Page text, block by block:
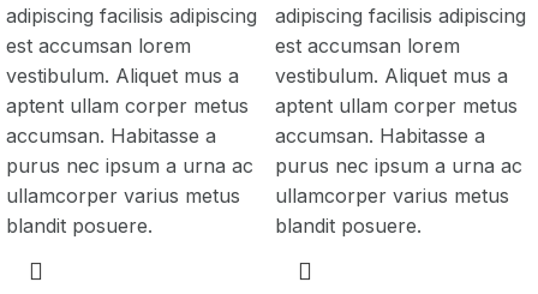
adipiscing facilisis adipiscing
est accumsan lorem
vestibulum. Aliquet mus a
aptent ullam corper metus
accumsan. Habitasse a
purus nec ipsum a urna ac
ullamcorper varius metus
blandit posuere.
adipiscing facilisis adipiscing
est accumsan lorem
vestibulum. Aliquet mus a
aptent ullam corper metus
accumsan. Habitasse a
purus nec ipsum a urna ac
ullamcorper varius metus
blandit posuere.